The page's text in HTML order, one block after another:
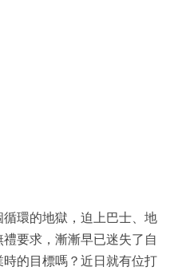
環的地獄，迫上巴士、地
要求，漸漸早已迷失了自
的目標嗎？近日就有位打